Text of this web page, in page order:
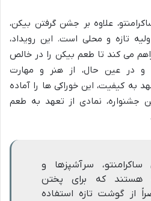
علاوه بر جشن گرفتن بیکن،
تازه و محلی است. این رویداد،
می کند تا طعم بیکن را در خالص
و در عین حال، از هنر و مهارت
به کیفیت، این خوراکی ها را آماده
جشنواره، نمادی از تعهد به طعم
سرآشپزها و
هستند که برای پختن
از گوشت تازه استفاده